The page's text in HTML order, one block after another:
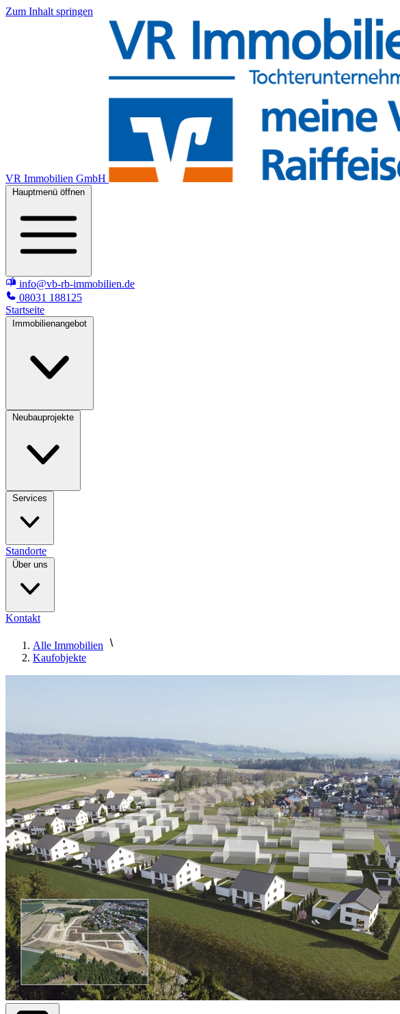
Zum Inhalt springen
VR Immobilien GmbH
Hauptmenü öffnen
info@vb-rb-immobilien.de
08031 188125
Startseite
Immobilienangebot
Neubauprojekte
Services
Standorte
Über uns
Kontakt
Alle Immobilien
Kaufobjekte